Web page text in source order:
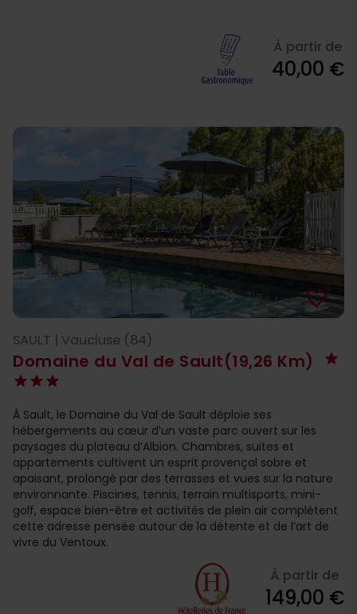
À partir de
40,00 €
Domaine du Val de Sault(19,26 Km)
favorite_border
SAULT | Vaucluse (84)
À Sault, le Domaine du Val de Sault déploie ses
hébergements au cœur d’un vaste parc ouvert sur les
paysages du plateau d’Albion. Chambres, suites et
appartements cultivent un esprit provençal sobre et
apaisant, prolongé par des terrasses et vues sur la nature
environnante. Piscines, tennis, terrain multisports, mini-
golf, espace bien-être et activités de plein air complètent
cette adresse pensée autour de la détente et de l’art de
vivre du Ventoux.
À partir de
149,00 €